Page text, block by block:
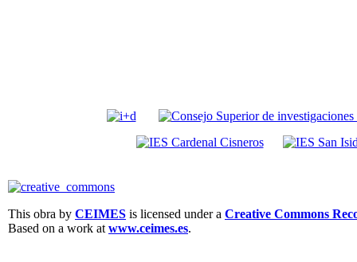
This obra by CEIMES is licensed under a Creative Commons
Based on a work at www.ceimes.es.